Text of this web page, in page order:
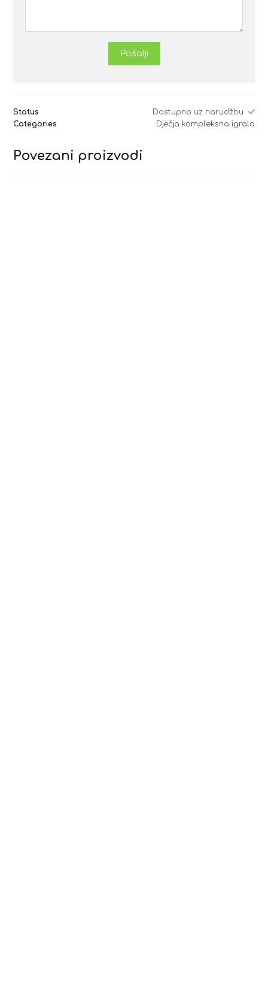
Pošalji
Status
Dostupno uz narudžbu
Categories
Dječja kompleksna igrala
Povezani proizvodi